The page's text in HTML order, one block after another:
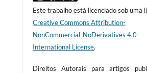
Este trabalho está licenciado sob uma
Creative Commons Attribution-
NonCommercial-NoDerivatives 4.0
International License.
Direitos Autorais para artigos